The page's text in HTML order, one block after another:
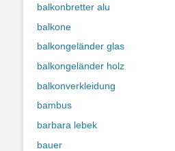
balkonbretter alu
balkone
balkongeländer glas
balkongeländer holz
balkonverkleidung
bambus
barbara lebek
bauer